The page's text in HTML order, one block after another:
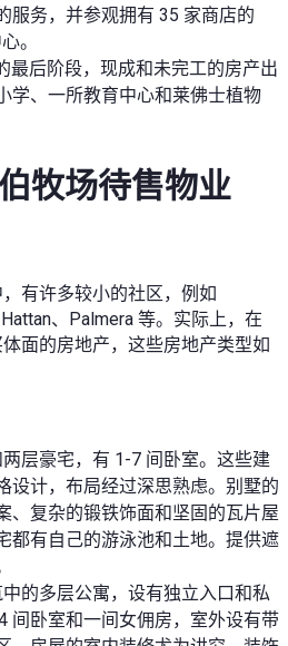
服务，并参观拥有 35 家商店的
。
最后阶段，现成和未完工的房产出
学、一所教育中心和莱佛士植物
牧场待售物业
有许多较小的社区，例如
、Palmera 等。实际上，在
面的房地产，这些房地产类型如
层豪宅，有 1-7 间卧室。这些建
设计，布局经过深思熟虑。别墅的
、复杂的锻铁饰面和坚固的瓦片屋
都有自己的游泳池和土地。提供遮
的多层公寓，设有独立入口和私
间卧室和一间女佣房，室外设有带